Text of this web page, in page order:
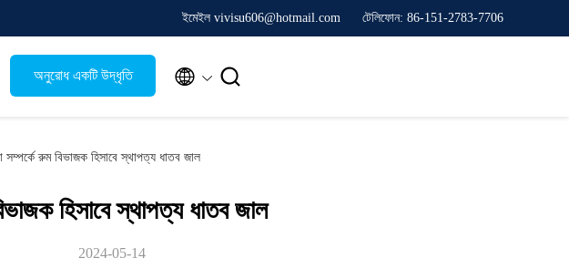
ইমেইল vivisu606@hotmail.com টেলিফোন: 86-151-2783-7706
অনুরোধ একটি উদ্ধৃতি  
রুম বিভাজক হিসাবে স্থাপত্য ধাতব জাল
হিসাবে স্থাপত্য ধাতব জাল
2024-05-14